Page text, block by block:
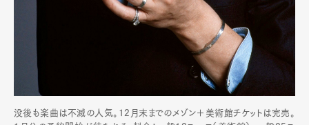
没後も楽曲は不滅の人気。12月末までのメゾン＋美術館チケットは完売。